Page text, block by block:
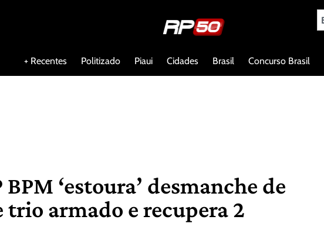
+ Recentes Politizado Piaui Cidades Brasil Concurso Brasil
‘estoura’ desmanche de
trio armado e recupera 2